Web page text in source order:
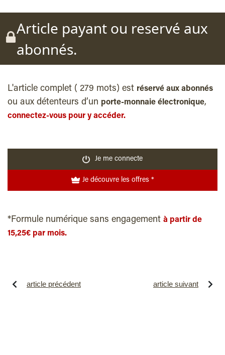
Article payant ou reservé aux
abonnés.
L'article complet ( 279 mots) est réservé aux abonnés
ou aux détenteurs d’un porte-monnaie électronique,
connectez-vous pour y accéder.
Je me connecte
Je découvre les offres *
*Formule numérique sans engagement à partir de
15,25€ par mois.
article précédent article suivant